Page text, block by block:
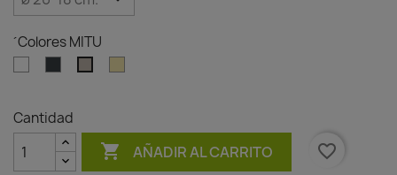
´Colores MITU
Cantidad
 AÑADIR AL CARRITO favorite_border